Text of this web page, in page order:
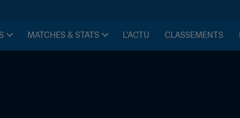
MATCHES & STATS L'ACTU CLASSEMENTS